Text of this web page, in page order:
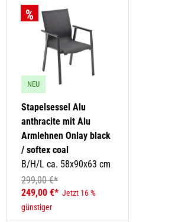
NEU
Stapelsessel Alu
anthracite mit Alu
Armlehnen Onlay black
/ softex coal
B/H/L ca. 58x90x63 cm
299,00 €*
249,00 €* Jetzt 16 %
günstiger